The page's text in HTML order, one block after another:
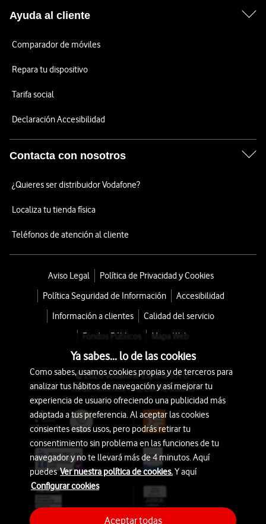
Ayuda al cliente
Comparador de móviles
Repara tu dispositivo
Tarifa social
Declaración Accesibilidad
Contacta con nosotros
¿Quieres ser distribuidor Vodafone?
Localiza tu tienda física
Teléfonos de atención al cliente
Aviso Legal
Política de Privacidad y Cookies
Política Seguridad de Información
Accesibilidad
Información a clientes
Calidad del servicio
Fondos Públicos
Mapa Web
© 2026 Vodafone España S.A.U.
Avda. América 115, 28042 Madrid
Ya sabes... lo de las cookies
Como sabes, usamos cookies propias y de terceros para
analizar tus hábitos de navegación y así mejorar tu
experiencia de usuario ofreciendo una publicidad más
adaptada a tus preferencia. Al aceptar las cookies
consientes estos usos, pero podrás retirar tu
consentimiento sin problema en las funciones de tu
navegador y no te llevará más de 4 minutos. Aquí
puedesVer nuestra política de cookies.Y aquí
Configurar cookies
Aceptar todas